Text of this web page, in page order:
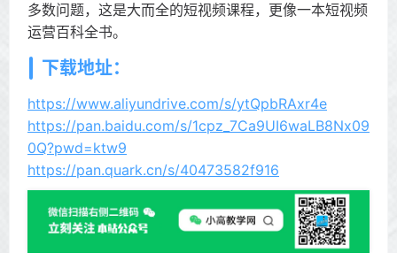
多数问题，这是大而全的短视频课程，更像一本短视频
运营百科全书。
下载地址：
https://www.aliyundrive.com/s/ytQpbRAxr4e
https://pan.baidu.com/s/1cpz_7Ca9UI6waLB8Nx09
0Q?pwd=ktw9
https://pan.quark.cn/s/40473582f916